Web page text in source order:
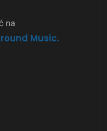
na
Music.